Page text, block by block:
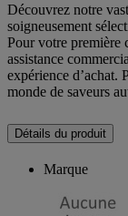
Découvrez notre
soigneusement
Pour votre première
assistance
expérience d’achat.
monde de saveurs
Détails du produit
Marque